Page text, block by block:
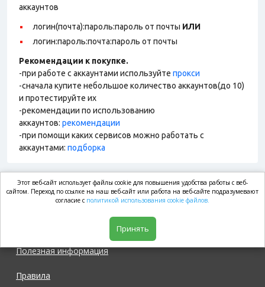
аккаунтов
логин(почта):пароль:пароль от почты ИЛИ
логин:пароль:почта:пароль от почты
Рекомендации к покупке.
-при работе с аккаунтами используйте прокси
-сначала купите небольшое количество аккаунтов(до 10)
и протестируйте их
-рекомендации по использованию
аккаунтов: рекомендации
-при помощи каких сервисов можно работать с
аккаунтами: подборка
market.com
Полезная информация
Правила
Этот веб-сайт использует файлы cookie для повышения удобства работы с веб-
сайтом. Переход по ссылке на наш веб-сайт или работа на веб-сайте подразумевают
согласие с политикой использования cookie файлов.
Принять